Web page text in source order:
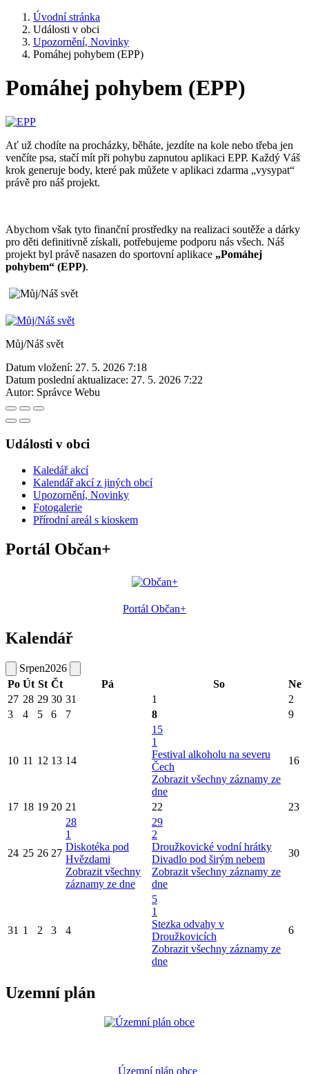
Úvodní stránka
Události v obci
Upozornění, Novinky
Pomáhej pohybem (EPP)
Pomáhej pohybem (EPP)
Ať už chodíte na procházky, běháte, jezdíte na kole nebo třeba jen
venčíte psa, stačí mít při pohybu zapnutou aplikaci EPP. Každý Váš
krok generuje body, které pak můžete v aplikaci zdarma „vysypat“
právě pro náš projekt.
Abychom však tyto finanční prostředky na realizaci soutěže a dárky
pro děti definitivně získali, potřebujeme podporu nás všech. Náš
projekt byl právě nasazen do sportovní aplikace „Pomáhej
pohybem“ (EPP).
Můj/Náš svět
Datum vložení: 27. 5. 2026 7:18
Datum poslední aktualizace: 27. 5. 2026 7:22
Autor: Správce Webu
Události v obci
Kaledář akcí
Kalendář akcí z jiných obcí
Upozornění, Novinky
Fotogalerie
Přírodní areál s kioskem
Portál Občan+
Portál Občan+
Kalendář
Srpen2026
Po Út St Čt Pá So
Ne
27 28 29 30 31 1
2
3
4 5 6 7 8 9
10 11 12 13 14
15
1
Festival alkoholu na severu
Čech
Zobrazit všechny záznamy ze
dne
16
17 18 19 20 21 22 23
24 25 26 27
28
1
Diskotéka pod
Hvězdami
Zobrazit všechny
záznamy ze dne
29
2
Droužkovické vodní hrátky
Divadlo pod širým nebem
Zobrazit všechny záznamy ze
dne
30
31 1 2 3 4
5
1
Stezka odvahy v
Droužkovicích
Zobrazit všechny záznamy ze
dne
6
Uzemní plán
Územní plán obce